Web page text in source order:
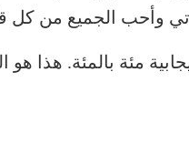
وأحب الجميع من كل
مئة بالمئة. هذا هو